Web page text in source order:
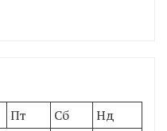
Пт Сб
Нд